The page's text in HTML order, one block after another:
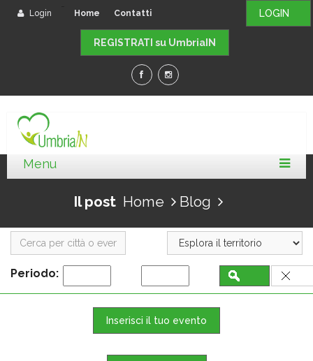
LOGIN
Login Home Contatti
REGISTRATI su UmbriaIN
Il post Home Blog
Periodo:
Inserisci il tuo evento